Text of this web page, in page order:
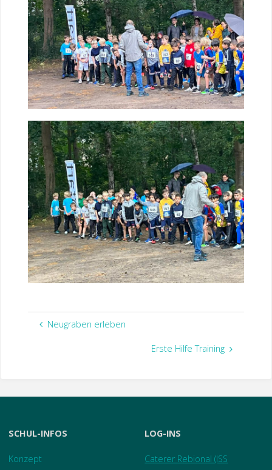
Neugraben erleben
Erste Hilfe Training
SCHUL-INFOS
Konzept
LOG-INS
Caterer Rebional (ISS